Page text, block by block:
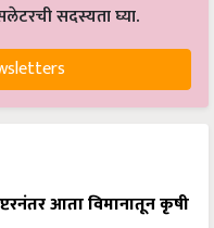
सदस्यता घ्या.
आता विमानातून कृषी